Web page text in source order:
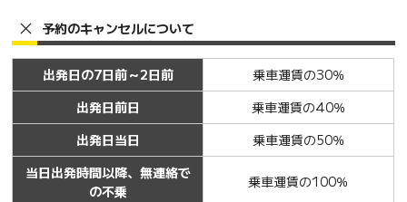
予約のキャンセルについて
出発日の7日前～2日前
乗車運賃の30％
出発日前日
乗車運賃の40％
出発日当日
乗車運賃の50％
当日出発時間以降、無連絡で
の不乗
乗車運賃の100％